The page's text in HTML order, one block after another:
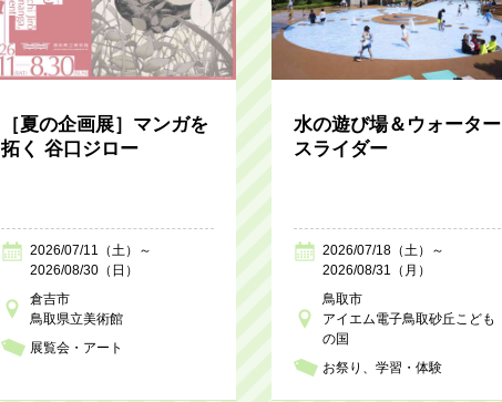
［夏の企画展］マンガを
拓く 谷口ジロー
2026/07/11（土）～
2026/08/30（日）
倉吉市
鳥取県立美術館
展覧会・アート
水の遊び場＆ウォーター
スライダー
2026/07/18（土）～
2026/08/31（月）
鳥取市
アイエム電子鳥取砂丘こども
の国
お祭り
学習・体験